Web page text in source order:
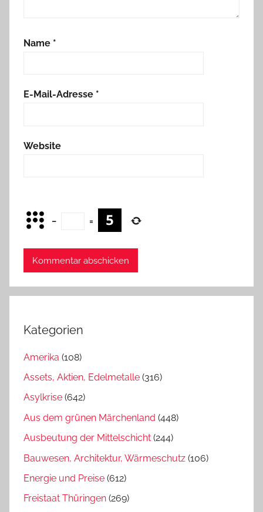
Name *
E-Mail-Adresse *
Website
− =
Kategorien
Amerika (108)
Assets, Aktien, Edelmetalle (316)
Asylkrise (642)
Aus dem grünen Märchenland (448)
Ausbeutung der Mittelschicht (244)
Bauwesen, Architektur, Wärmeschutz (106)
Energie und Preise (612)
Freistaat Thüringen (269)